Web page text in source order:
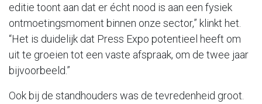
editie toont aan dat er écht nood is aan een fysiek
ontmoetingsmoment binnen onze sector,” klinkt het.
“Het is duidelijk dat Press Expo potentieel heeft om
uit te groeien tot een vaste afspraak, om de twee jaar
bijvoorbeeld.”
Ook bij de standhouders was de tevredenheid groot.